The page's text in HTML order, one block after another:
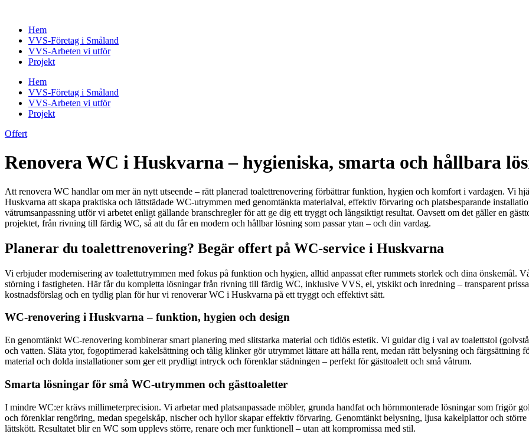
contentHem
VVS-Företag i Småland
VVS-Arbeten vi utför
Projekt
Hem
VVS-Företag i Småland
VVS-Arbeten vi utför
Projekt
Offert
Renovera WC i Huskvarna – hygieniska, smarta och hållbara
Att renovera WC handlar om mer än nytt utseende – rätt planerad toalettrenovering förbättrar funktion, hygien och komfort i vardagen. Vi
Huskvarna att skapa praktiska och lättstädade WC-utrymmen med genomtänkta materialval, effektiv förvaring och platsbesparande
våtrumsanpassning utför vi arbetet enligt gällande branschregler för att ge dig ett tryggt och långsiktigt resultat. Oavsett om det gäller en
projektet, från rivning till färdig WC, så att du får en modern och hållbar lösning som passar ytan – och din vardag.
Planerar du toalettrenovering? Begär offert på WC-service i Huskvarna
Vi erbjuder modernisering av toalettutrymmen med fokus på funktion och hygien, alltid anpassat efter rummets storlek och dina önskemål.
störning i fastigheten. Här får du kompletta lösningar från rivning till färdig WC, inklusive VVS, el, ytskikt och inredning – transparent
kostnadsförslag och en tydlig plan för hur vi renoverar WC i Huskvarna på ett tryggt och effektivt sätt.
WC-renovering i Huskvarna – funktion, hygien och design
En genomtänkt WC-renovering kombinerar smart planering med slitstarka material och tidlös estetik. Vi guidar dig i val av toalettstol
och vatten. Släta ytor, fogoptimerad kakelsättning och tålig klinker gör utrymmet lättare att hålla rent, medan rätt belysning och
material och dolda installationer som ger ett prydligt intryck och förenklar städningen – perfekt för gästtoalett och små våtrum.
Smarta lösningar för små WC-utrymmen och gästtoaletter
I mindre WC:er krävs millimeterprecision. Vi arbetar med platsanpassade möbler, grunda handfat och hörnmonterade lösningar som frigör
och förenklar rengöring, medan spegelskåp, nischer och hyllor skapar effektiv förvaring. Genomtänkt belysning, ljusa kakelplattor och
lättskött. Resultatet blir en WC som upplevs större, renare och mer funktionell – utan att kompromissa med stil.